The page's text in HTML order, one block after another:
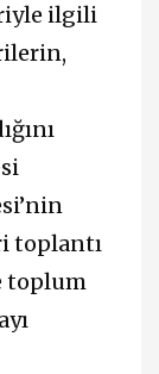
ilgili
toplantı
toplum